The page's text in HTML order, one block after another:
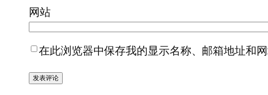
网站
在此浏览器中保存我的显示名称、邮箱地址和